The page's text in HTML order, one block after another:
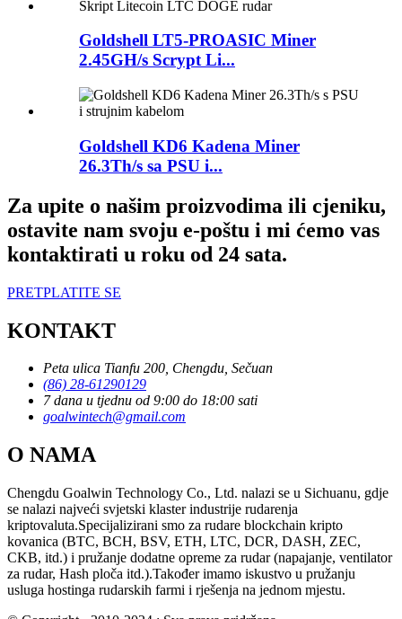
Goldshell LT5-PROASIC Miner
2.45GH/s Scrypt Li...
Goldshell KD6 Kadena Miner
26.3Th/s sa PSU i...
Za upite o našim proizvodima ili cjeniku,
ostavite nam svoju e-poštu i mi ćemo vas
kontaktirati u roku od 24 sata.
PRETPLATITE SE
KONTAKT
Peta ulica Tianfu 200, Chengdu, Sečuan
(86) 28-61290129
7 dana u tjednu od 9:00 do 18:00 sati
goalwintech@gmail.com
O NAMA
Chengdu Goalwin Technology Co., Ltd. nalazi se u Sichuanu, gdje
se nalazi najveći svjetski klaster industrije rudarenja
kriptovaluta.Specijalizirani smo za rudare blockchain kripto
kovanica (BTC, BCH, BSV, ETH, LTC, DCR, DASH, ZEC,
CKB, itd.) i pružanje dodatne opreme za rudar (napajanje, ventilator
za rudar, Hash ploča itd.).Također imamo iskustvo u pružanju
usluga hostinga rudarskih farmi i rješenja na jednom mjestu.